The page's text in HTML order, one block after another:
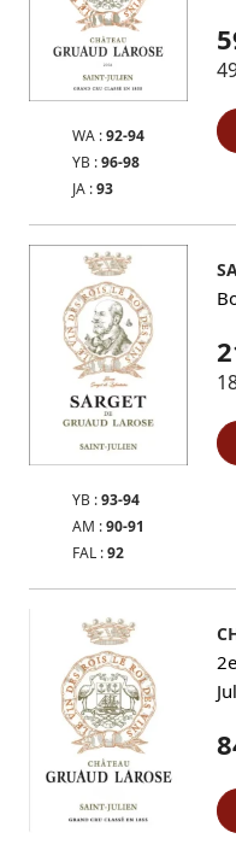
WA :92-94
YB :96-98
JA :93
YB :93-94
AM :90-91
FAL :92